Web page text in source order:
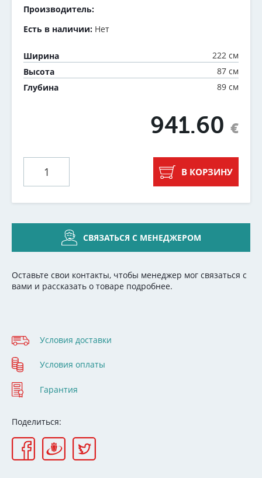
Производитель:
Есть в наличии: Нет
Ширина
222 см
Высота
87 см
Глубина
89 см
941.60 €
В КОРЗИНУ
СВЯЗАТЬСЯ С МЕНЕДЖЕРОМ
Оставьте свои контакты, чтобы менеджер мог связаться с
вами и рассказать о товаре подробнее.
Условия доставки
Условия оплаты
Гарантия
Поделиться: